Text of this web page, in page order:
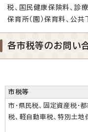
税、国民健康保険料、診
保育所（園）保育料、公
各市税等のお問い
市税等
市・県民税、固定資産税・
税、軽自動車税、特別土地